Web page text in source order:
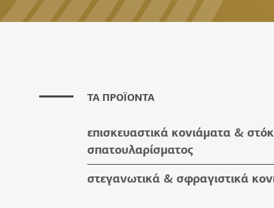
ΤΑ ΠΡΟΪΟΝΤΑ
επισκευαστικά κονιάματα &
σπατουλαρίσματος
επισκευαστικά κονιάματα
στόκοι σπατουλαρίσματος
στεγανωτικά & σφραγιστικά